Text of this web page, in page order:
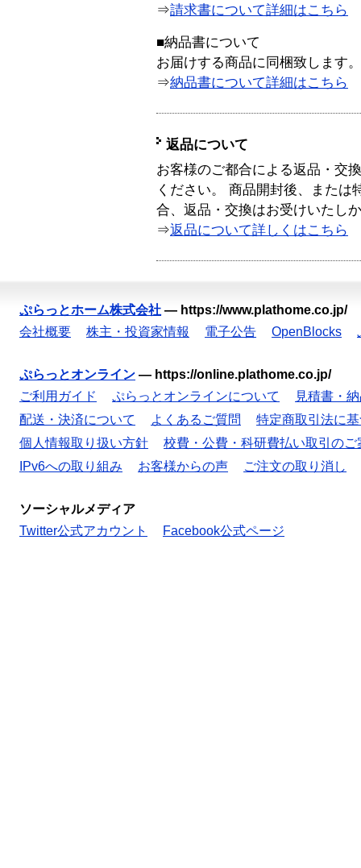
⇒請求書について詳細はこちら
■納品書について
お届けする商品に同梱致します。
⇒納品書について詳細はこちら
返品について
お客様のご都合による返品・交
ください。 商品開封後、または
合、返品・交換はお受けいたし
⇒返品について詳しくはこちら
ぷらっとホーム株式会社 — https://www.plathome.co.jp/
会社概要
株主・投資家情報 電子公告 OpenBlocks
ぷらっとオンライン — https://online.plathome.co.jp/
ご利用ガイド
ぷらっとオンラインについて
見積書・
配送・決済について
よくあるご質問
特定商取引法に
個人情報取り扱い方針
校費・公費・科研費払い取引のご
IPv6への取り組み
お客様からの声 ご注文の取り消し
ソーシャルメディア
Twitter公式アカウント
Facebook公式ページ